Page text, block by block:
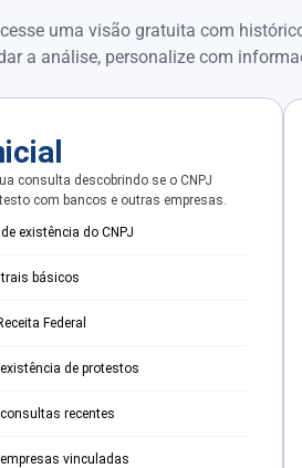
uma visão gratuita com
a análise, personalize com
consulta descobrindo se o CNPJ
com bancos e outras empresas.
existência do CNPJ
básicos
Federal
de protestos
recentes
vinculadas